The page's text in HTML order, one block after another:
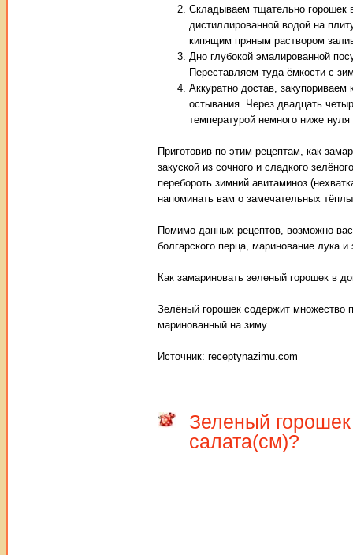
Складываем тщательно горошек
дистиллированной водой на
кипящим пряным раствором
Дно глубокой эмалированной
Переставляем туда ёмкости с
Аккуратно достав,
остывания. Через двадцать
температурой немного ниже
Приготовив по этим рецептам, как
закуской из сочного и сладкого
перебороть зимний авитаминоз
напоминать вам о замечательных
Помимо данных рецептов, возможно вас
болгарского перца, маринование лука и
Как замариновать зеленый горошек в
Зелёный горошек содержит множество
маринованный на зиму.
Источник: receptynazimu.com
Зеленый
салата(см)?